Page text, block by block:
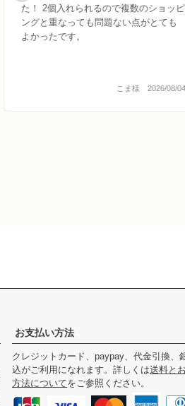
た！ 2個入れられるので複数のショッピ
ングと重なっても問題ない点がとても
よかったです。
こま様 2026/08/04
お支払い方法
クレジットカード、paypay、代金引換、
込がご利用になれます。詳しくは送料と
方法についてをご参照ください。